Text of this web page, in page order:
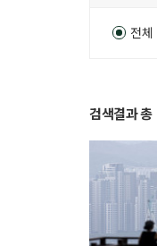
전체
검색결과 총